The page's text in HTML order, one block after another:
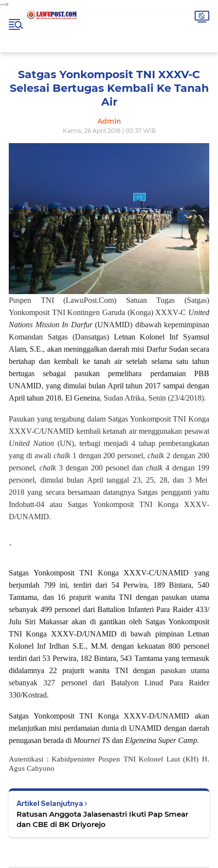
-->
Satgas Yonkomposit TNI XXXV-C
Selesai Bertugas Kembali Ke Tanah
Air
Admin
Kamis, 26 April 2018 | 00.37 WIB
Puspen TNI (LawuPost.Com) Satuan Tugas (Satgas)
Yonkomposit TNI Kontingen Garuda (Konga) XXXV-C United
Nations Mission In Darfur(UNAMID) dibawah kepemimpinan
Komandan Satgas (Dansatgas) Letnan Kolonel Inf Syamsul
Alam, S.E., akan meninggalkan daerah misi Darfur Sudan secara
bertahap dan kembali ke tanah air setelah selama satu tahun
bertugas sebagai pasukan pemelihara perdamaian PBB
UNAMID, yang dimulai bulan April tahun 2017 sampai dengan
April tahun 2018. El Geneina, Sudan Afrika, Senin (23/4/2018).
Pasukan yang tergabung dalam Satgas Yonkomposit TNI Konga
XXXV-C/UNAMID kembali ketanah air menggunakan pesawat
United Nation (UN), terbagi menjadi 4 tahap pemberangkatan
yang di awali chalk1 dengan 200 personel,chalk2 dengan 200
personel, chalk3 dengan 200 pesonel dan chalk4 dengan 199
personel, dimulai bulan April tanggal 23, 25, 28, dan 3 Mei
2018 yang secara bersamaan datangnya Satgas pengganti yaitu
Indobatt-04 atau Satgas Yonkomposit TNI Konga XXXV-
D/UNAMID.
-
Satgas Yonkomposit TNI Konga XXXV-C/UNAMID
yang
berjumlah 799 ini, terdiri dari 54 Perwira, 189 Bintara, 540
Tamtama, dan 16 prajurit wanita TNI dengan pasukan utama
sebanyak 499 personel dari Battalion Infanteri Para Raider 433/
Julu Siri Makassar akan di gantikan oleh Satgas Yonkomposit
TNI Konga XXXV-D/UNAMID di bawah pimpinan Letnan
Kolonel Inf Irdhan S.E., M.M. dengan kekuatan 800 personel
terdiri dari 53 Perwira, 182 Bintara, 543 Tamtama yang termasuk
didalamnya 22 prajurit wanita TNI dengan pasukan utama
sebanyak 327 personel dari Batalyon Linud Para Raider
330/Kostrad.
Satgas Yonkomposit TNI Konga XXXV-D/UNAMID akan
melanjutkan misi perdamaian dunia di UNAMID dengan daerah
penugasan berada di Mournei TS dan Elgeneina Super Camp.
Autentikasi : Kabidpeninter Puspen TNI Kolonel Laut (KH) H.
Agus Cahyono
Artikel Selanjutnya
Ratusan Anggota Jalasenastri Ikuti Pap Smear
dan CBE di BK Driyorejo